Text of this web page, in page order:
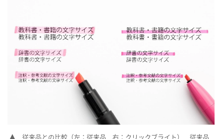
従来品との比較（左：従来品 右：クリックブライト） 従来品